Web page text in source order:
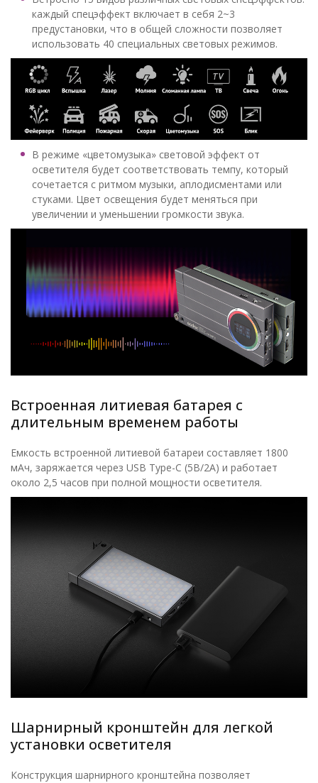
каждый спецэффект включает в себя 2~3
предустановки, что в общей сложности позволяет
использовать 40 специальных световых режимов.
В режиме «цветомузыка» световой эффект от
осветителя будет соответствовать темпу, который
сочетается с ритмом музыки, аплодисментами или
стуками. Цвет освещения будет меняться при
увеличении и уменьшении громкости звука.
Встроенная литиевая батарея с
длительным временем работы
Емкость встроенной литиевой батареи составляет 1800
мАч, заряжается через USB Type-C (5В/2А) и работает
около 2,5 часов при полной мощности осветителя.
Шарнирный кронштейн для легкой
установки осветителя
Конструкция шарнирного кронштейна позволяет